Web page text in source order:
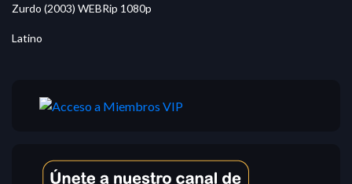
Zurdo (2003) WEBRip 1080p
Latino